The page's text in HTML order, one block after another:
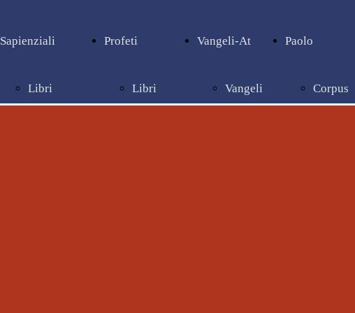
Sapienziali
Libri
Profeti
Libri
Vangeli-At
Vangeli
Paolo
Corpus